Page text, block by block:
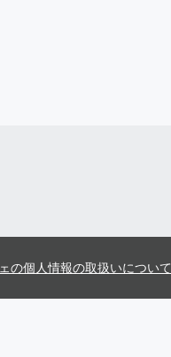
の個人情報の取扱いについて